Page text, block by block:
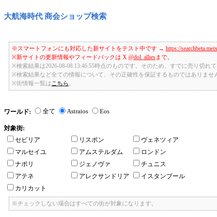
大航海時代 商会ショップ検索
※スマートフォンにも対応した新サイトをテスト中です → https://
※新サイトの更新情報やフィードバックは X @dol_alliesまで。
※検索結果は2026-08-08 13:46:55時点のものです。そのため、すでに売り切れ
※検索結果など全ての情報について、その正確性を保証するものではありませ
※街情報一覧は こちら
ワールド: 全て Astraios Eos
対象街:
セビリア
リスボン
ヴェネツィア
マルセイユ
アムステルダム
ロンドン
ナポリ
ジェノヴァ
チュニス
アテネ
アレクサンドリア
イスタンブール
カリカット
※チェックしない場合はすべての街が対象になります。